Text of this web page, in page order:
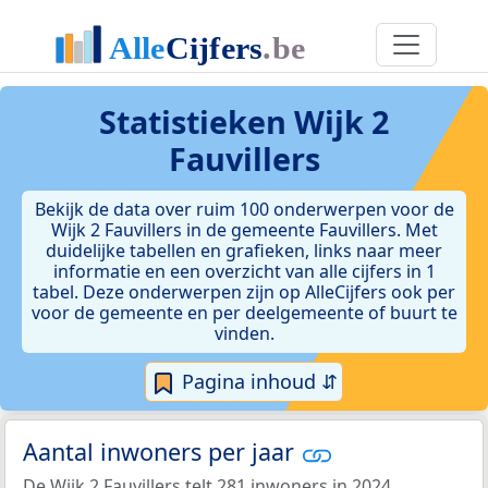
Statistieken Wijk 2
Fauvillers
Bekijk de data over ruim 100 onderwerpen voor de
Wijk 2 Fauvillers in de gemeente Fauvillers. Met
duidelijke tabellen en grafieken, links naar meer
informatie en een overzicht van alle cijfers in 1
tabel. Deze onderwerpen zijn op AlleCijfers ook per
voor de gemeente en per deelgemeente of buurt te
vinden.
Pagina inhoud ⇵
Aantal inwoners per jaar